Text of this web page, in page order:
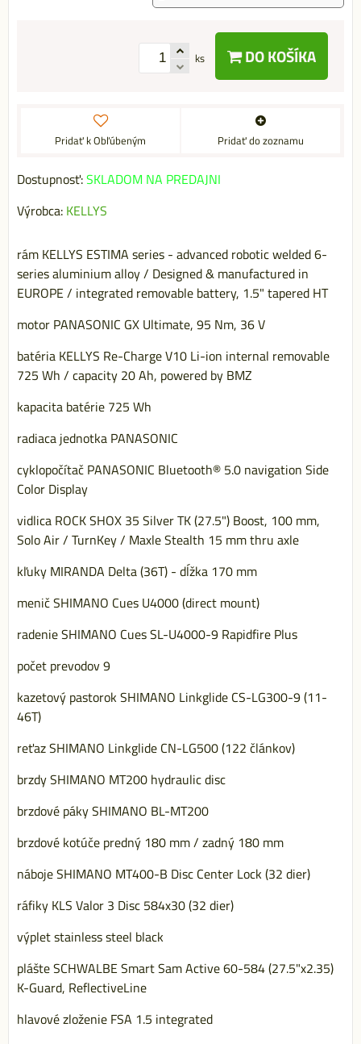
ks DO KOŠÍKA
Pridať k Obľúbeným Pridať do zoznamu
Dostupnosť:SKLADOM NA PREDAJNI
Výrobca: KELLYS
rám KELLYS ESTIMA series - advanced robotic welded 6-
series aluminium alloy / Designed & manufactured in
EUROPE / integrated removable battery, 1.5" tapered HT
motor PANASONIC GX Ultimate, 95 Nm, 36 V
batéria KELLYS Re-Charge V10 Li-ion internal removable
725 Wh / capacity 20 Ah, powered by BMZ
kapacita batérie 725 Wh
radiaca jednotka PANASONIC
cyklopočítač PANASONIC Bluetooth® 5.0 navigation Side
Color Display
vidlica ROCK SHOX 35 Silver TK (27.5") Boost, 100 mm,
Solo Air / TurnKey / Maxle Stealth 15 mm thru axle
kľuky MIRANDA Delta (36T) - dĺžka 170 mm
menič SHIMANO Cues U4000 (direct mount)
radenie SHIMANO Cues SL-U4000-9 Rapidfire Plus
počet prevodov 9
kazetový pastorok SHIMANO Linkglide CS-LG300-9 (11-
46T)
reťaz SHIMANO Linkglide CN-LG500 (122 článkov)
brzdy SHIMANO MT200 hydraulic disc
brzdové páky SHIMANO BL-MT200
brzdové kotúče predný 180 mm / zadný 180 mm
náboje SHIMANO MT400-B Disc Center Lock (32 dier)
ráfiky KLS Valor 3 Disc 584x30 (32 dier)
výplet stainless steel black
plášte SCHWALBE Smart Sam Active 60-584 (27.5"x2.35)
K-Guard, ReflectiveLine
hlavové zloženie FSA 1.5 integrated